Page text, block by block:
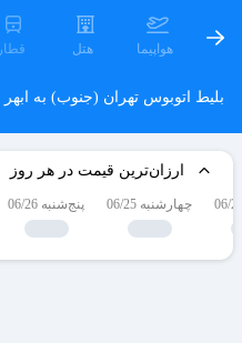
هواپیما هتل قطار
بلیط اتوبوس تهران (جنوب) به ابهر
ارزان‌ترین قیمت در هر روز
چهارشنبه 06/25 پنج‌شنبه 06/26